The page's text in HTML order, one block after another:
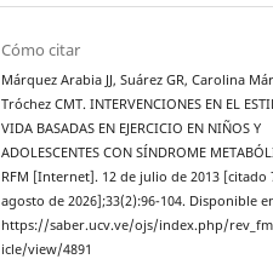
Cómo citar
Márquez Arabia JJ, Suárez GR, Carolina
Tróchez CMT. INTERVENCIONES EN EL
VIDA BASADAS EN EJERCICIO EN NIÑOS Y
ADOLESCENTES CON SÍNDROME
RFM [Internet]. 12 de julio de 2013 [citado
agosto de 2026];33(2):96-104. Disponible
https://saber.ucv.ve/ojs/index.php/
icle/view/4891